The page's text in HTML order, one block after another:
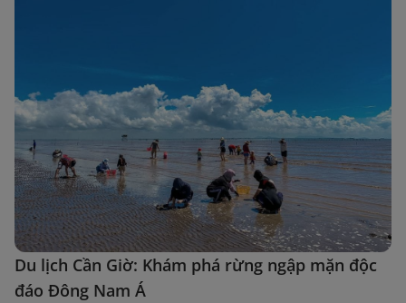
Du lịch Cần Giờ: Khám phá rừng ngập mặn độc
đáo Đông Nam Á